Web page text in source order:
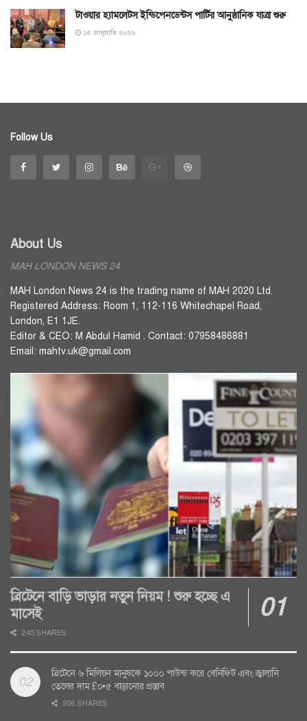
টাওয়ার হ্যামলেটস ইন্ডিপেনডেন্টস পার্টির আনুষ্ঠানিক যাত্রা শুরু
১৫ জানুয়ারি ২০২৬
Follow Us
About Us
MAH LONDON NEWS 24
MAH London News 24 is the trading name of MAH 2020 Ltd.
Registered Address: Room 1, 112-116 Whitechapel Road,
London, E1 1JE.
Editor & CEO: M Abdul Hamid . Contact: 07958486881
Email: mahtv.uk@gmail.com
ব্রিটেনে বাড়ি ভাড়ার নতুন নিয়ম ! শুরু হচ্ছে এ
মাসেই
245 SHARES
ব্রিটেনে ৬ মিলিয়ন মানুষকে ১০০০ পাউন্ড করে বেনিফিট এবং জ্বালানি
তেলের দাম £০•৫ বাড়ানোর প্রস্তাব
206 SHARES